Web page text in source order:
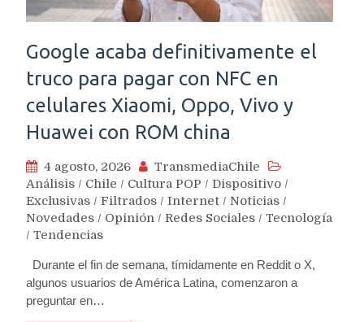
Google acaba definitivamente el
truco para pagar con NFC en
celulares Xiaomi, Oppo, Vivo y
Huawei con ROM china
4 agosto, 2026
TransmediaChile
Análisis / Chile / Cultura POP / Dispositivo /
Exclusivas / Filtrados / Internet / Noticias /
Novedades / Opinión / Redes Sociales / Tecnología
/ Tendencias
Durante el fin de semana, tímidamente en Reddit o X,
algunos usuarios de América Latina, comenzaron a
preguntar en…